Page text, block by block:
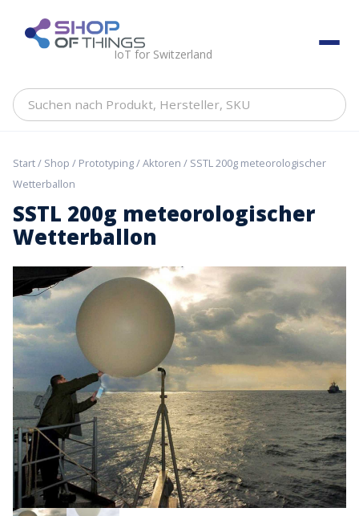
content ShopOfThings
IoT for Switzerland
Suchen
Hersteller,
Start/ Shop / Prototyping/Aktoren / SSTL 200g meteorologischer
Wetterballon
SSTL 200g meteorologischer
Wetterballon